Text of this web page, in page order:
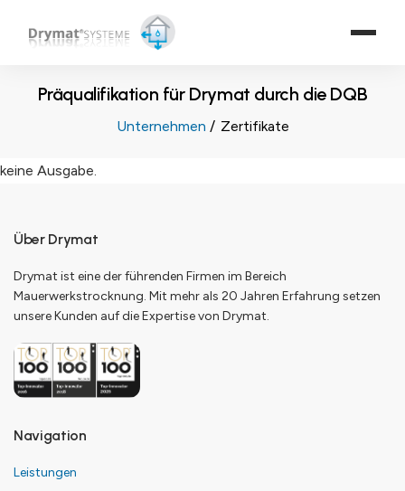
Präqualifikation für Drymat durch die DQB
Unternehmen Zertifikate
keine Ausgabe.
Über Drymat
Drymat ist eine der führenden Firmen im Bereich
Mauerwerkstrocknung. Mit mehr als 20 Jahren Erfahrung setzen
unsere Kunden auf die Expertise von Drymat.
Navigation
Leistungen